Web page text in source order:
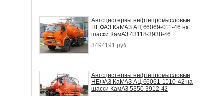
Автоцистерны нефтепромысловые
НЕФАЗ КаМАЗ АЦ 66069-011-46 на
шасси КамАЗ 43118-3938-46
3494191 руб.
Автоцистерны нефтепромысловые
НЕФАЗ КаМАЗ АЦ 66061-1010-42 на
шасси КамАЗ 5350-3912-42